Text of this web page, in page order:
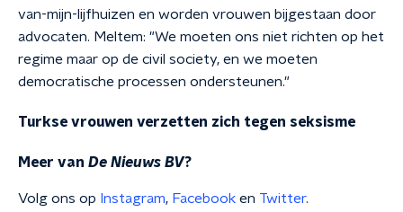
van-mijn-lijfhuizen en worden vrouwen bijgestaan door
advocaten. Meltem: "We moeten ons niet richten op het
regime maar op de civil society, en we moeten
democratische processen ondersteunen."
Turkse vrouwen verzetten zich tegen seksisme
Meer van De Nieuws BV?
Volg ons op Instagram, Facebook en Twitter.